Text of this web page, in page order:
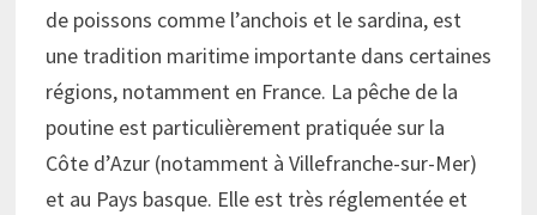
de poissons comme l’anchois et le sardina, est
une tradition maritime importante dans certaines
régions, notamment en France. La pêche de la
poutine est particulièrement pratiquée sur la
Côte d’Azur (notamment à Villefranche-sur-Mer)
et au Pays basque. Elle est très réglementée et